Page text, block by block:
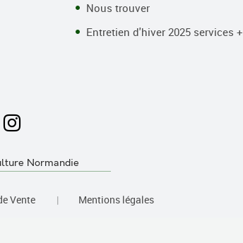
Nous trouver
Entretien d'hiver 2025 services +
Normandie
Vente | Mentions légales